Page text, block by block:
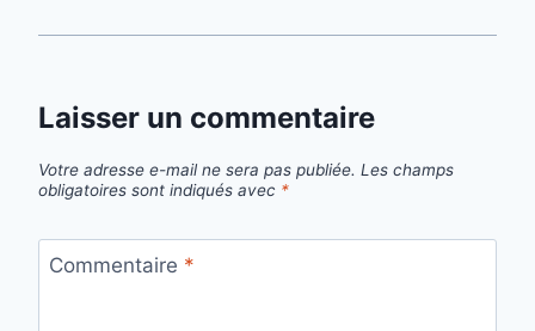
Laisser un commentaire
Votre adresse e-mail ne sera pas publiée. Les champs
obligatoires sont indiqués avec *
Commentaire *